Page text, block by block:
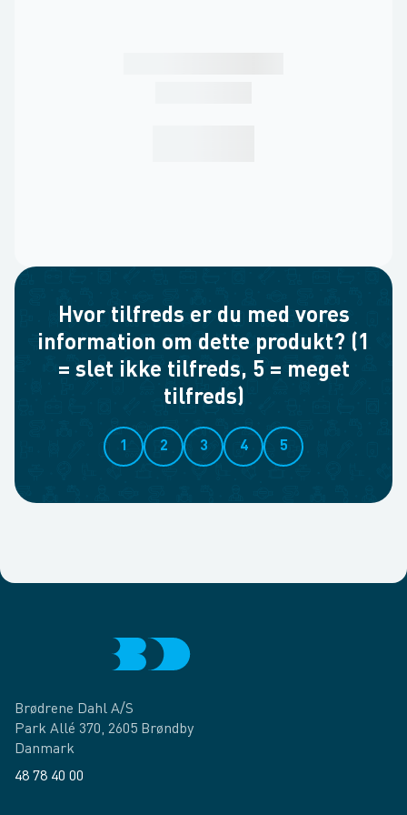
Hvor tilfreds er du med vores
information om dette produkt? (1
= slet ikke tilfreds, 5 = meget
tilfreds)
1 2 3 4 5
Brødrene Dahl A/S
Park Allé 370, 2605 Brøndby
Danmark
48 78 40 00